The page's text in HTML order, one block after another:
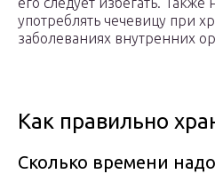
употреблять чечевицу при
заболеваниях внутренних
Как правильно
Сколько времени